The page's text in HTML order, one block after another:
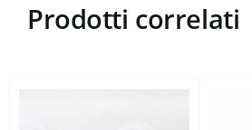
Prodotti correlati